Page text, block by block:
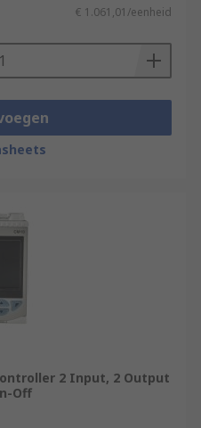
€ 1.061,01/eenheid
2 Input, 2 Output
Off